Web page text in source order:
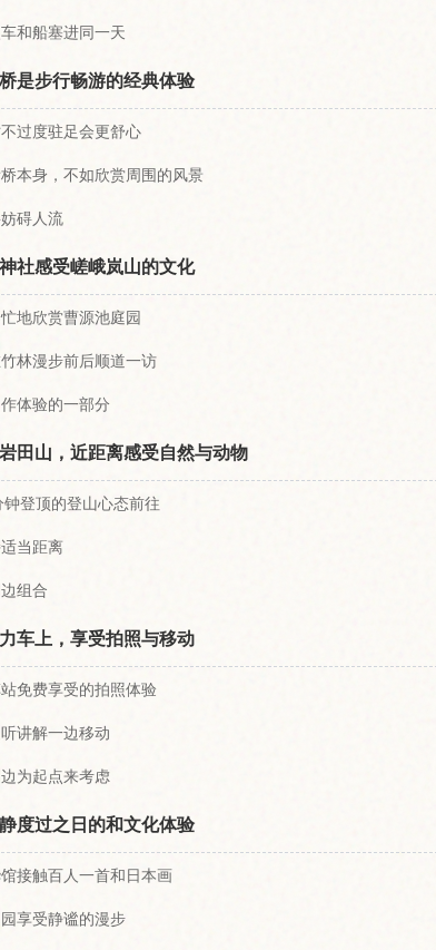
和船塞进同一天
是步行畅游的经典体验
过度驻足会更舒心
本身，不如欣赏周围的风景
碍人流
社感受嵯峨岚山的文化
地欣赏曹源池庭园
林漫步前后顺道一访
体验的一部分
田山，近距离感受自然与动物
登顶的登山心态前往
当距离
组合
车上，享受拍照与移动
免费享受的拍照体验
讲解一边移动
为起点来考虑
度过之日的和文化体验
接触百人一首和日本画
享受静谧的漫步